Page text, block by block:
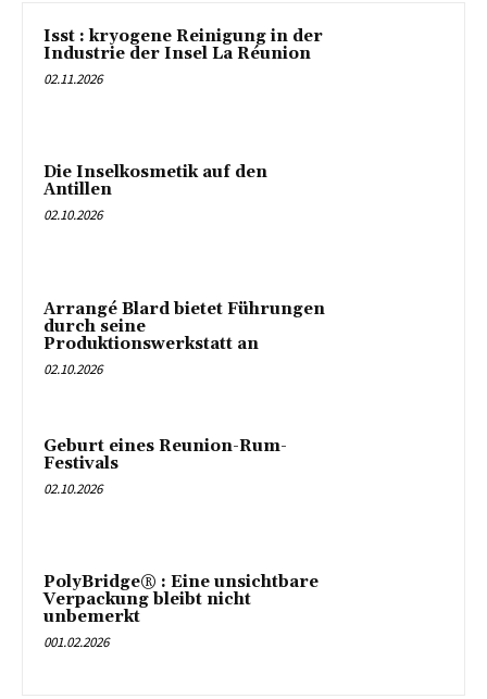
Isst : kryogene Reinigung in der
Industrie der Insel La Réunion
02.11.2026
Die Inselkosmetik auf den
Antillen
02.10.2026
Arrangé Blard bietet Führungen
durch seine
Produktionswerkstatt an
02.10.2026
Geburt eines Reunion-Rum-
Festivals
02.10.2026
PolyBridge® : Eine unsichtbare
Verpackung bleibt nicht
unbemerkt
001.02.2026